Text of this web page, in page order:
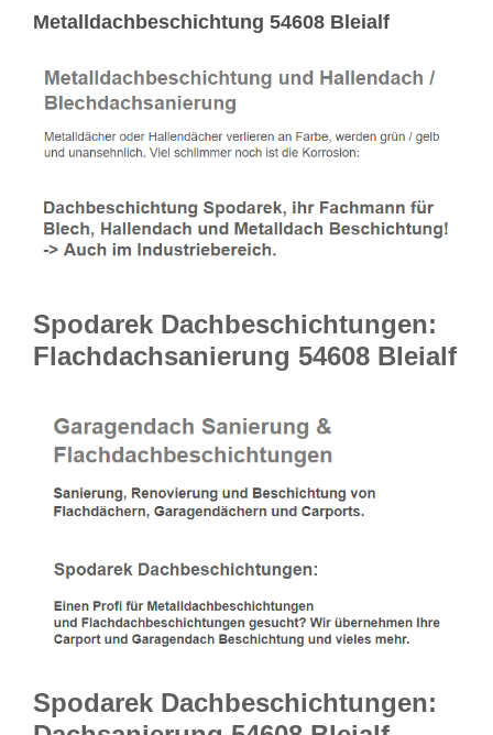
Metalldachbeschichtung 54608 Bleialf
Spodarek Dachbeschichtungen:
Flachdachsanierung 54608 Bleialf
Spodarek Dachbeschichtungen: